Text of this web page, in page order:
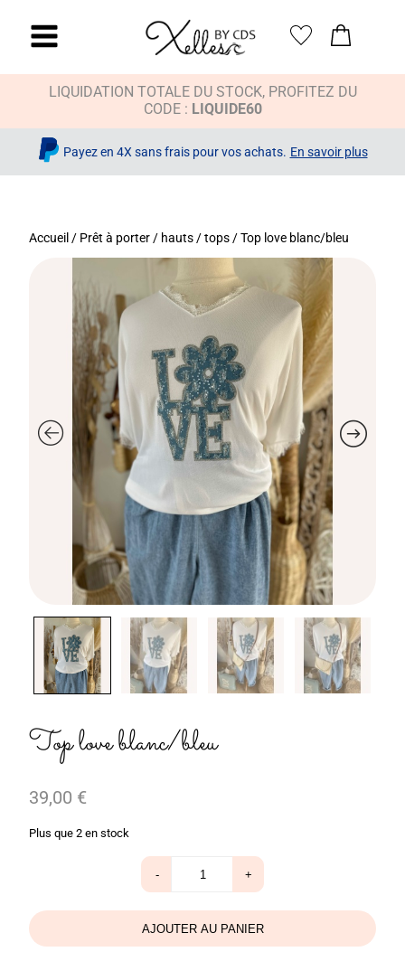
LIQUIDATION TOTALE DU STOCK, PROFITEZ DU
CODE : LIQUIDE60
Payez en 4X sans frais pour vos achats. En savoir plus
Accueil / Prêt à porter / hauts / tops / Top love blanc/bleu
Top love blanc/bleu
39,00 €
Plus que 2 en stock
de
Top
love
blanc/bleu
- +
AJOUTER AU PANIER